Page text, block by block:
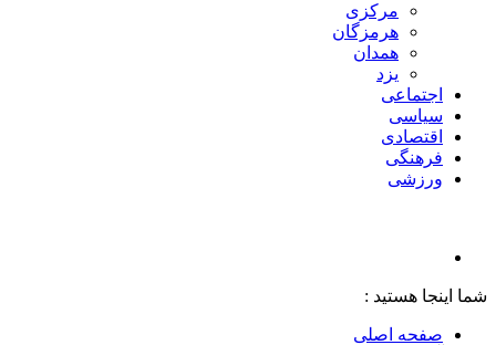
مرکزی
هرمزگان
همدان
یزد
اجتماعی
سیاسی
اقتصادی
فرهنگی
ورزشی
شما اینجا هستید :
صفحه اصلی